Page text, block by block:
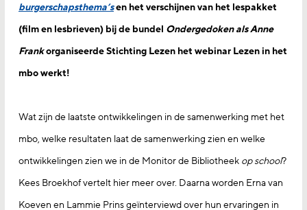
burgerschapsthema’sen het verschijnen van het lespakket
(film en lesbrieven) bij de bundel Ondergedoken als Anne
Frankorganiseerde Stichting Lezen het webinar Lezen in het
mbo werkt!
Wat zijn de laatste ontwikkelingen in de samenwerking met het
mbo, welke resultaten laat de samenwerking zien en welke
ontwikkelingen zien we in de Monitor de Bibliotheek op school?
Kees Broekhof vertelt hier meer over. Daarna worden Erna van
Koeven en Lammie Prins geïnterviewd over hun ervaringen in